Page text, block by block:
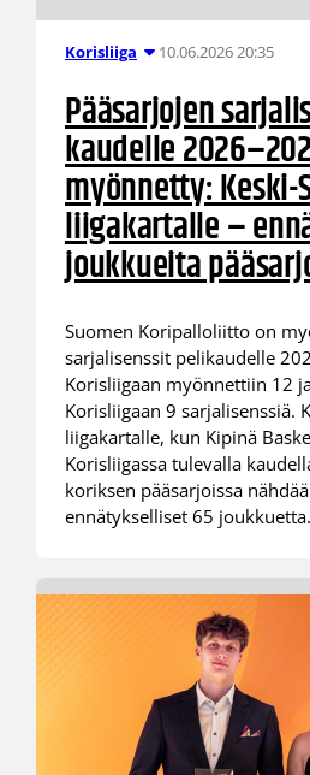
Korisliiga 10.06.2026 20:35
Pääsarjojen
kaudelle
myönnetty: Keski-
liigakartalle –
joukkueita
Suomen Koripalloliitto on
sarjalisenssit pelikaudelle
Korisliigaan myönnettiin 12
Korisliigaan 9 sarjalisenssiä.
liigakartalle, kun Kipinä
Korisliigassa tulevalla
koriksen pääsarjoissa
ennätykselliset 65 joukkuetta.